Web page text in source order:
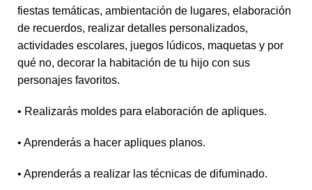
fiestas temáticas, ambientación de lugares, elaboración
de recuerdos, realizar detalles personalizados,
actividades escolares, juegos lúdicos, maquetas y por
qué no, decorar la habitación de tu hijo con sus
personajes favoritos.
• Realizarás moldes para elaboración de apliques.
• Aprenderás a hacer apliques planos.
• Aprenderás a realizar las técnicas de difuminado.